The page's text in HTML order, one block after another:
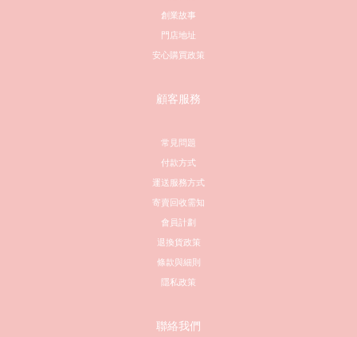
創業故事
門店地址
安心購買政策
顧客服務
常見問題
付款方式
運送服務方式
寄賣回收需知
會員計劃
退換貨政策
條款與細則
隱私政策
聯絡我們